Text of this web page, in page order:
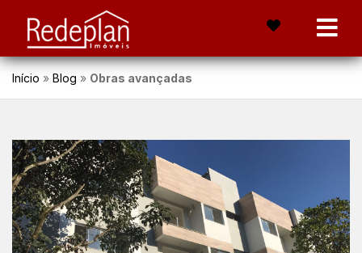
Início » Blog » Obras avançadas